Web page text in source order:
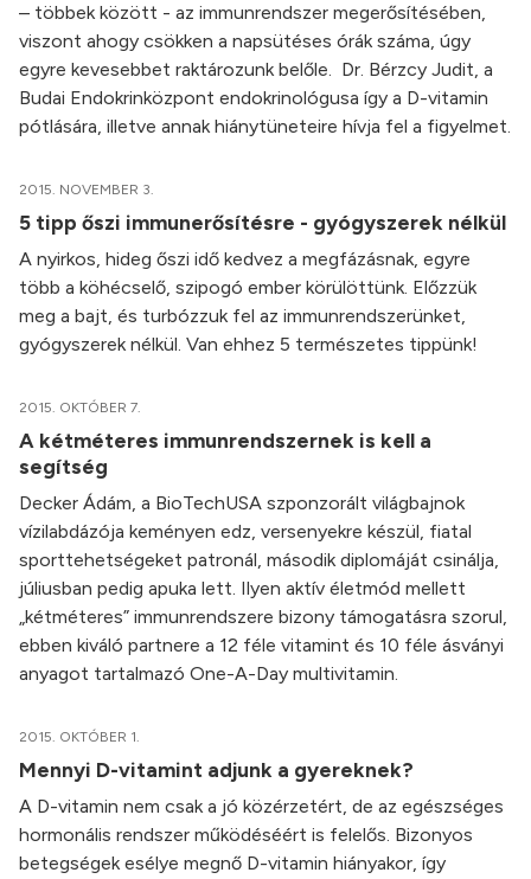
– többek között - az immunrendszer megerősítésében,
viszont ahogy csökken a napsütéses órák száma, úgy
egyre kevesebbet raktározunk belőle. Dr. Bérzcy Judit, a
Budai Endokrinközpont endokrinológusa így a D-vitamin
pótlására, illetve annak hiánytüneteire hívja fel a figyelmet.
2015. NOVEMBER 3.
5 tipp őszi immunerősítésre - gyógyszerek nélkül
A nyirkos, hideg őszi idő kedvez a megfázásnak, egyre
több a köhécselő, szipogó ember körülöttünk. Előzzük
meg a bajt, és turbózzuk fel az immunrendszerünket,
gyógyszerek nélkül. Van ehhez 5 természetes tippünk!
2015. OKTÓBER 7.
A kétméteres immunrendszernek is kell a
segítség
Decker Ádám, a BioTechUSA szponzorált világbajnok
vízilabdázója keményen edz, versenyekre készül, fiatal
sporttehetségeket patronál, második diplomáját csinálja,
júliusban pedig apuka lett. Ilyen aktív életmód mellett
„kétméteres” immunrendszere bizony támogatásra szorul,
ebben kiváló partnere a 12 féle vitamint és 10 féle ásványi
anyagot tartalmazó One-A-Day multivitamin.
2015. OKTÓBER 1.
Mennyi D-vitamint adjunk a gyereknek?
A D-vitamin nem csak a jó közérzetért, de az egészséges
hormonális rendszer működéséért is felelős. Bizonyos
betegségek esélye megnő D-vitamin hiányakor, így